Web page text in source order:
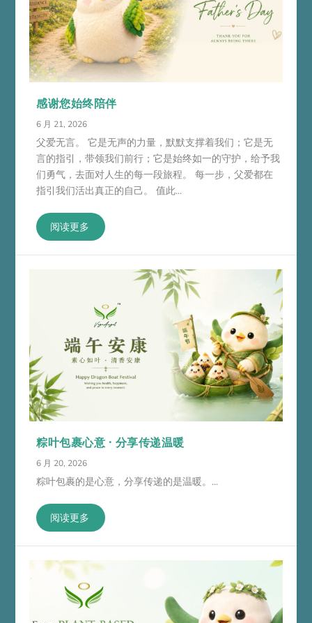
感谢您始终陪伴
6 月 21, 2026
父爱无言。 它是无声的力量，默默支撑着我们；它是无
言的指引，带领我们前行；它是始终如一的守护，给予我
们勇气，去面对人生的每一段旅程。 每一步，父爱都在
指引我们活出真正的自己。 值此...
阅读更多
粽叶包裹心意 · 分享传递温暖
6 月 20, 2026
粽叶包裹的是心意，分享传递的是温暖。...
阅读更多